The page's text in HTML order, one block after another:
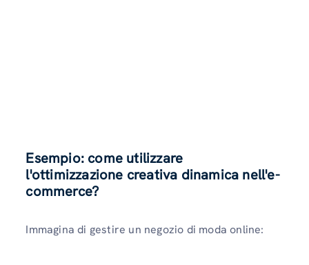
Esempio: come utilizzare
l'ottimizzazione creativa dinamica nell'e-
commerce?
Immagina di gestire un negozio di moda online: